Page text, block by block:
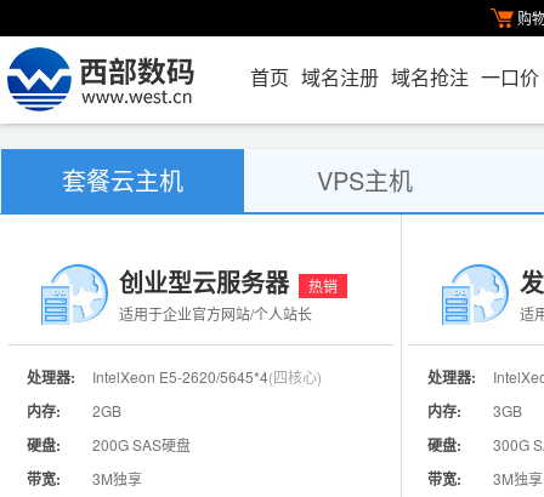
购
首页 域名注册 域名抢注 一口价
套餐云主机 VPS主机
创业型云服务器
热销
适用于企业官方网站/个人站长
处理器: IntelXeon E5-2620/5645*4(四核心)
内存: 2GB
硬盘: 200G SAS硬盘
带宽: 3M独享
适
处理器:
内存: 3GB
硬盘: 300G
带宽: 3M独享